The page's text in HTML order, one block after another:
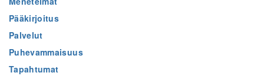
Pääkirjoitus
Palvelut
Puhevammaisuus
Tapahtumat